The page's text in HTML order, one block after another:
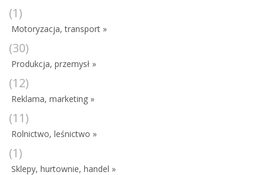
(1)
Motoryzacja, transport »
(30)
Produkcja, przemysł »
(12)
Reklama, marketing »
(11)
Rolnictwo, leśnictwo »
(1)
Sklepy, hurtownie, handel »